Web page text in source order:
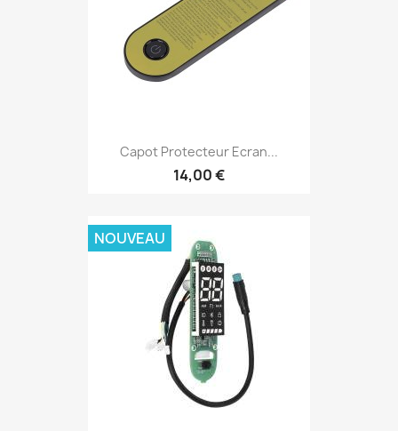
Capot Protecteur Ecran...
14,00 €
NOUVEAU